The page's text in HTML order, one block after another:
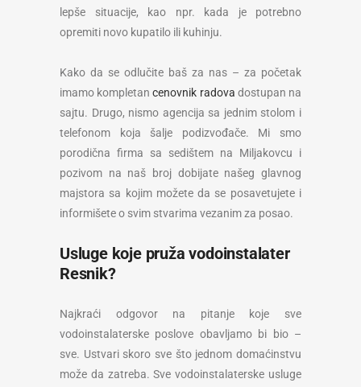
lepše situacije, kao npr. kada je potrebno
opremiti novo kupatilo ili kuhinju.
Kako da se odlučite baš za nas – za početak
imamo kompletancenovnik radova dostupan na
sajtu. Drugo, nismo agencija sa jednim stolom i
telefonom koja šalje podizvođače. Mi smo
porodična firma sa sedištem na Miljakovcu i
pozivom na naš broj dobijate našeg glavnog
majstora sa kojim možete da se posavetujete i
informišete o svim stvarima vezanim za posao.
Usluge koje pruža vodoinstalater
Resnik?
Najkraći odgovor na pitanje koje sve
vodoinstalaterske poslove obavljamo bi bio –
sve. Ustvari skoro sve što jednom domaćinstvu
može da zatreba. Sve vodoinstalaterske usluge